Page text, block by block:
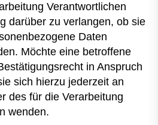
Verantwortlichen
darüber zu verlangen, ob sie
Daten
Möchte eine betroffene
in Anspruch
sich hierzu jederzeit an
des für die Verarbeitung
wenden.